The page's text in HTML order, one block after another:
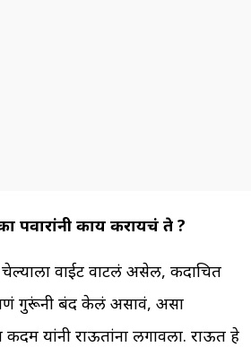
पवारांनी काय करायचं ते ?
वाईट वाटलं असेल, कदाचित
गुरूंनी बंद केलं असावं, असा
यांनी राऊतांना लगावला. राऊत हे